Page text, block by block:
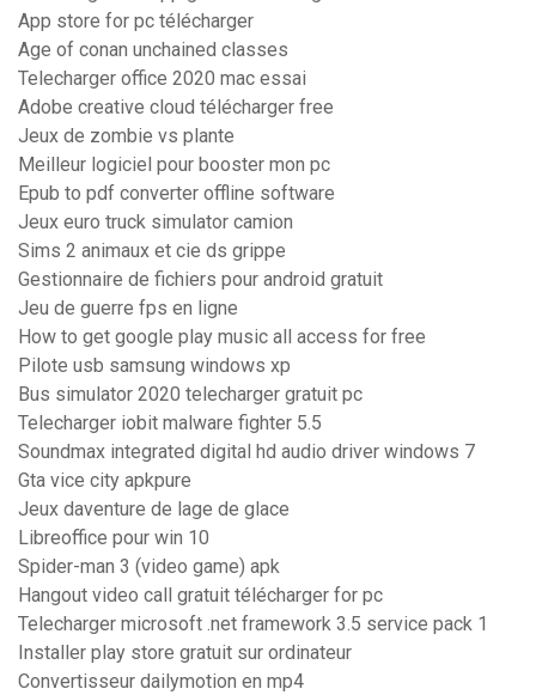
App store for pc télécharger
Age of conan unchained classes
Telecharger office 2020 mac essai
Adobe creative cloud télécharger free
Jeux de zombie vs plante
Meilleur logiciel pour booster mon pc
Epub to pdf converter offline software
Jeux euro truck simulator camion
Sims 2 animaux et cie ds grippe
Gestionnaire de fichiers pour android gratuit
Jeu de guerre fps en ligne
How to get google play music all access for free
Pilote usb samsung windows xp
Bus simulator 2020 telecharger gratuit pc
Telecharger iobit malware fighter 5.5
Soundmax integrated digital hd audio driver windows 7
Gta vice city apkpure
Jeux daventure de lage de glace
Libreoffice pour win 10
Spider-man 3 (video game) apk
Hangout video call gratuit télécharger for pc
Telecharger microsoft .net framework 3.5 service pack 1
Installer play store gratuit sur ordinateur
Convertisseur dailymotion en mp4